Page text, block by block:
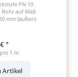
PN 10
Rohr auf Maß
mm (außen)
*
1 m
Artikel